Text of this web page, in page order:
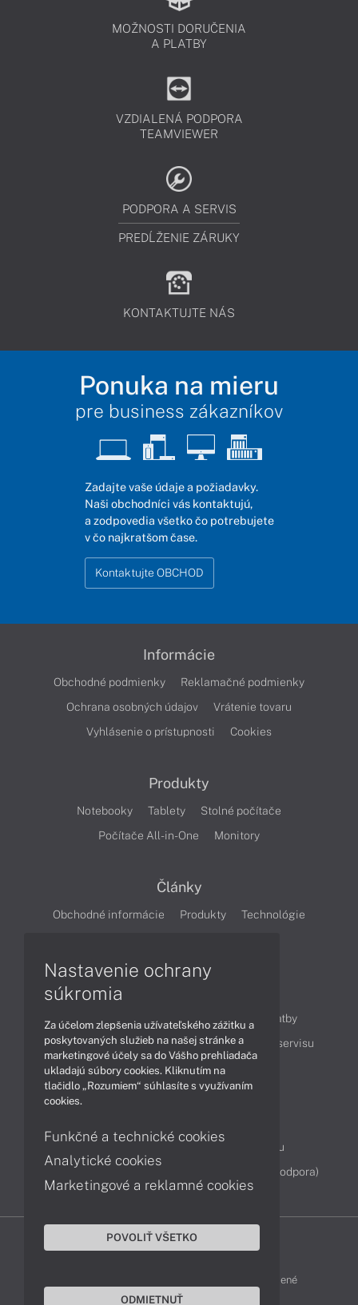
MOŽNOSTI DORUČENIA
A PLATBY
VZDIALENÁ PODPORA
TEAMVIEWER
PODPORA A SERVIS
PREDĹŽENIE ZÁRUKY
KONTAKTUJTE NÁS
Ponuka na mieru
pre business zákazníkov
Zadajte vaše údaje a požiadavky.
Naši obchodníci vás kontaktujú,
a zodpovedia všetko čo potrebujete
v čo najkratšom čase.
Kontaktujte OBCHOD
Informácie
Obchodné podmienky
Reklamačné podmienky
Ochrana osobných údajov
Vrátenie tovaru
Vyhlásenie o prístupnosti
Cookies
Produkty
Notebooky Tablety
Stolné počítače
Počítače All-in-One
Monitory
Články
Obchodné informácie Produkty
Technológie
Ako nakupovať
Možnosti doručenia a platby
Podpora a servis
Servisné služby Cenník servisu
Kontakty
Reklamácia tovaru
Diagnostiky online
TeamViewer (vzdialená podpora)
DELL-SHOP © 2011 - 2026 Všetky práva vyhradené
Nastavenie ochrany
súkromia
Za účelom zlepšenia užívateľského zážitku a
poskytovaných služieb na našej stránke a
marketingové účely sa do Vášho prehliadača
ukladajú súbory cookies. Kliknutím na
tlačidlo „Rozumiem“ súhlasíte s využívaním
cookies.
Funkčné a technické cookies
Analytické cookies
Marketingové a reklamné cookies
POVOLIŤ VŠETKO
ODMIETNUŤ